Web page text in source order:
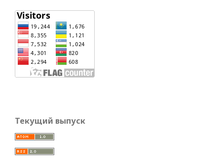
Текущий выпуск